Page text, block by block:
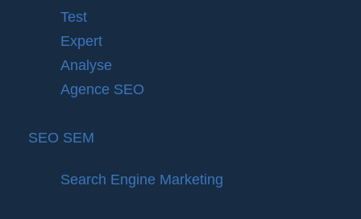
Test
Expert
Analyse
Agence SEO
SEO SEM
Search Engine Marketing